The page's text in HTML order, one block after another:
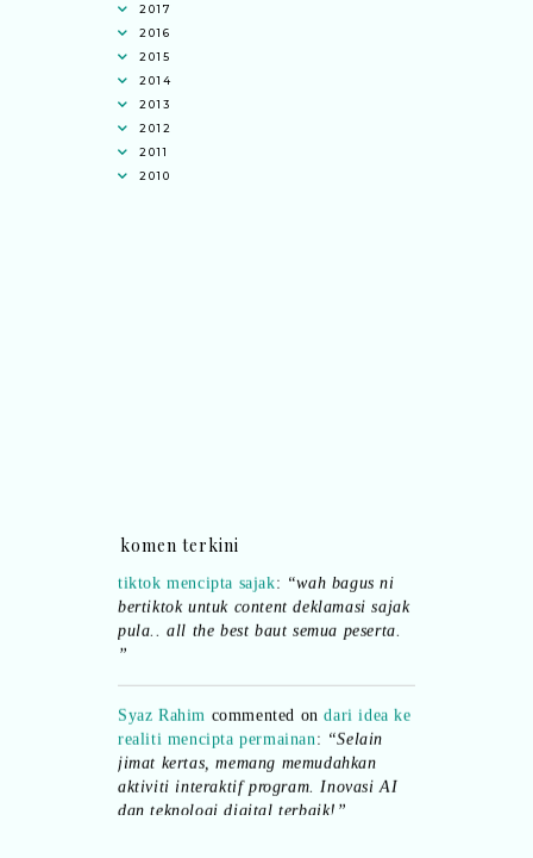
2017
2016
2015
2014
2013
2012
2011
2010
komen terkini
Ana Jinggacommented on
bertiktok untuk content deklamasi sajak
pula.. all the best baut semua peserta.
”
realiti mencipta permainan:“Selain
jimat kertas, memang memudahkan
aktiviti interaktif program. Inovasi AI
dan teknologi digital terbaik!”